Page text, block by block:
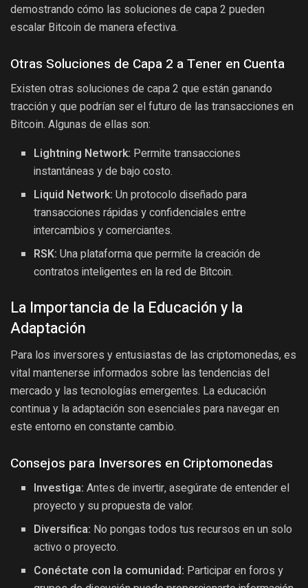
demostrando cómo las soluciones de capa 2 pueden
escalar Bitcoin de manera efectiva.
Otras Soluciones de Capa 2 a Tener en Cuenta
Existen otras soluciones de capa 2 que están ganando
tracción y que podrían ser el futuro de las transacciones en
Bitcoin. Algunas de ellas son:
Lightning Network: Permite transacciones
instantáneas y de bajo costo.
Liquid Network: Un protocolo diseñado para
transacciones rápidas y confidenciales entre
intercambios y comerciantes.
RSK: Una plataforma que permite la creación de
contratos inteligentes en la red de Bitcoin.
La Importancia de la Educación y la
Adaptación
Para los inversores y entusiastas de las criptomonedas, es
vital mantenerse informados sobre las tendencias del
mercado y las tecnologías emergentes. La educación
continua y la adaptación son esenciales para navegar en
este entorno en constante cambio.
Consejos para Inversores en Criptomonedas
Investiga: Antes de invertir, asegúrate de entender el
proyecto y su propuesta de valor.
Diversifica: No pongas todos tus recursos en un solo
activo o proyecto.
Conéctate con la comunidad: Participar en foros y